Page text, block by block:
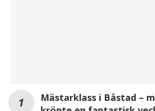
Mästarklass i Båstad –